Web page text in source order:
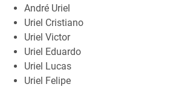
André Uriel
Uriel Cristiano
Uriel Victor
Uriel Eduardo
Uriel Lucas
Uriel Felipe